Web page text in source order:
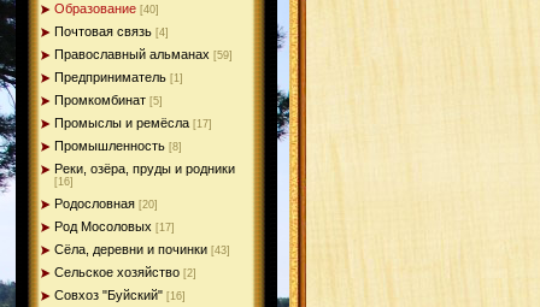
Образование [40]
Почтовая связь [4]
Православный альманах [59]
Предприниматель [1]
Промкомбинат [5]
Промыслы и ремёсла [17]
Промышленность [8]
Реки, озёра, пруды и родники
[16]
Родословная [20]
Род Мосоловых [17]
Сёла, деревни и починки [43]
Сельское хозяйство [2]
Совхоз "Буйский" [16]